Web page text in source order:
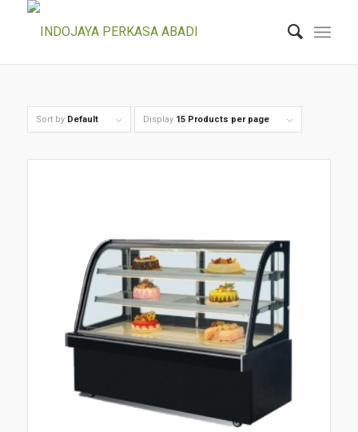
Sort by Default Display 15 Products per page